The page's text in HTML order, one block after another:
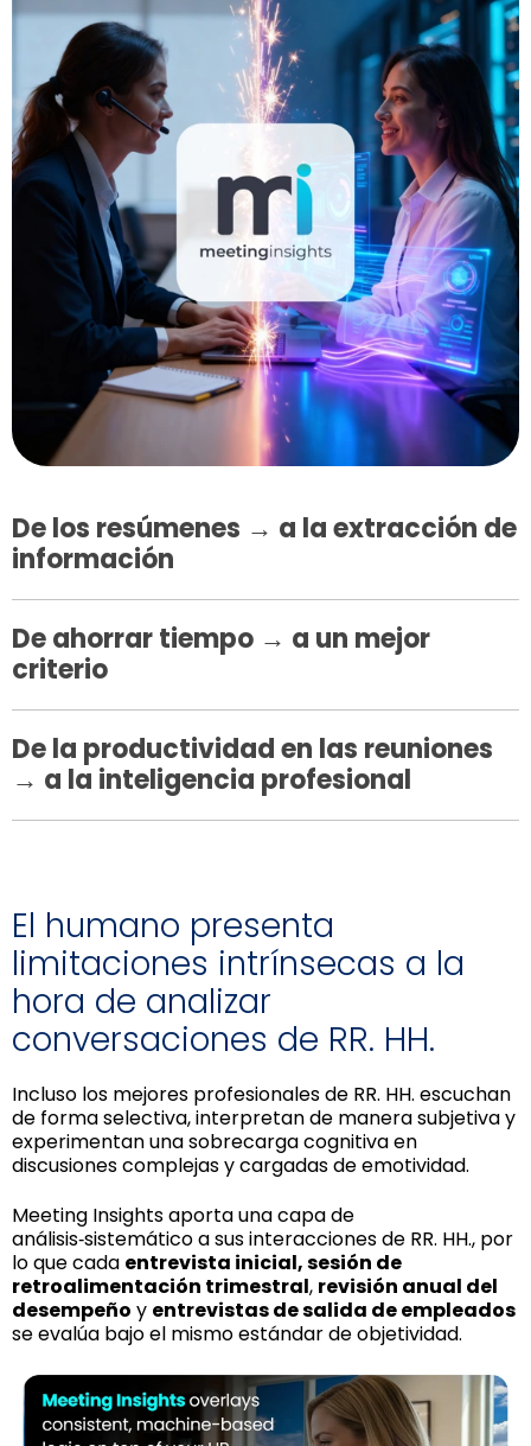
De los resúmenes → a la extracción de
información
De ahorrar tiempo → a un mejor
criterio
De la productividad en las reuniones
→ a la inteligencia profesional
El humano presenta
limitaciones intrínsecas a la
hora de analizar
conversaciones de RR. HH.
Incluso los mejores profesionales de RR. HH. escuchan
de forma selectiva, interpretan de manera subjetiva y
experimentan una sobrecarga cognitiva en
discusiones complejas y cargadas de emotividad.
Meeting Insights aporta una capa de
análisis‑sistemático a sus interacciones de RR. HH., por
lo que cada entrevista inicial, sesión de
retroalimentación trimestral, revisión anual del
desempeño y entrevistas de salida de empleados
se evalúa bajo el mismo estándar de objetividad.